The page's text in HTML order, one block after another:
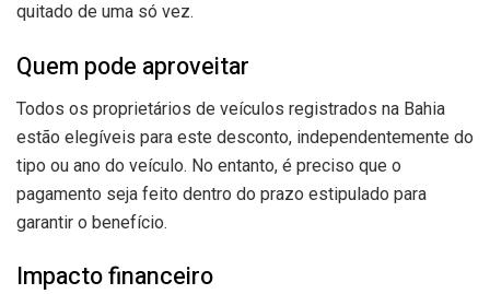
quitado de uma só vez.
Quem pode aproveitar
Todos os proprietários de veículos registrados na Bahia
estão elegíveis para este desconto, independentemente do
tipo ou ano do veículo. No entanto, é preciso que o
pagamento seja feito dentro do prazo estipulado para
garantir o benefício.
Impacto financeiro